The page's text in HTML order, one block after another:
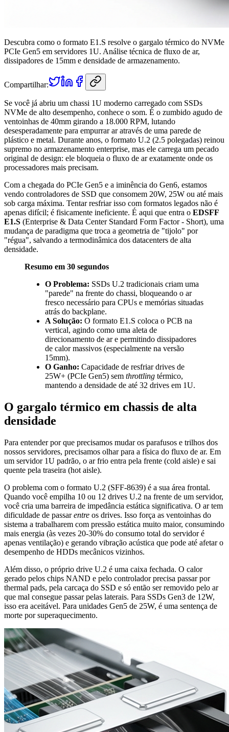
Descubra como o formato E1.S resolve o gargalo térmico do NVMe
PCIe Gen5 em servidores 1U. Análise técnica de fluxo de ar,
dissipadores de 15mm e densidade de armazenamento.
Compartilhar:
Se você já abriu um chassi 1U moderno carregado com SSDs
NVMe de alto desempenho, conhece o som. É o zumbido agudo de
ventoinhas de 40mm girando a 18.000 RPM, lutando
desesperadamente para empurrar ar através de uma parede de
plástico e metal. Durante anos, o formato U.2 (2.5 polegadas) reinou
supremo no armazenamento enterprise, mas ele carrega um pecado
original de design: ele bloqueia o fluxo de ar exatamente onde os
processadores mais precisam.
Com a chegada do PCIe Gen5 e a iminência do Gen6, estamos
vendo controladores de SSD que consomem 20W, 25W ou até mais
sob carga máxima. Tentar resfriar isso com formatos legados não é
apenas difícil; é fisicamente ineficiente. É aqui que entra o EDSFF
E1.S (Enterprise & Data Center Standard Form Factor - Short), uma
mudança de paradigma que troca a geometria de "tijolo" por
"régua", salvando a termodinâmica dos datacenters de alta
densidade.
Resumo em 30 segundos
O Problema: SSDs U.2 tradicionais criam uma
"parede" na frente do chassi, bloqueando o ar
fresco necessário para CPUs e memórias situadas
atrás do backplane.
A Solução: O formato E1.S coloca o PCB na
vertical, agindo como uma aleta de
direcionamento de ar e permitindo dissipadores
de calor massivos (especialmente na versão
15mm).
O Ganho: Capacidade de resfriar drives de
25W+ (PCIe Gen5) sem throttling térmico,
mantendo a densidade de até 32 drives em 1U.
O gargalo térmico em chassis de alta
densidade
Para entender por que precisamos mudar os parafusos e trilhos dos
nossos servidores, precisamos olhar para a física do fluxo de ar. Em
um servidor 1U padrão, o ar frio entra pela frente (cold aisle) e sai
quente pela traseira (hot aisle).
O problema com o formato U.2 (SFF-8639) é a sua área frontal.
Quando você empilha 10 ou 12 drives U.2 na frente de um servidor,
você cria uma barreira de impedância estática significativa. O ar tem
dificuldade de passarentre os drives. Isso força as ventoinhas do
sistema a trabalharem com pressão estática muito maior, consumindo
mais energia (às vezes 20-30% do consumo total do servidor é
apenas ventilação) e gerando vibração acústica que pode até afetar o
desempenho de HDDs mecânicos vizinhos.
Além disso, o próprio drive U.2 é uma caixa fechada. O calor
gerado pelos chips NAND e pelo controlador precisa passar por
thermal pads, pela carcaça do SSD e só então ser removido pelo ar
que mal consegue passar pelas laterais. Para SSDs Gen3 de 12W,
isso era aceitável. Para unidades Gen5 de 25W, é uma sentença de
morte por superaquecimento.